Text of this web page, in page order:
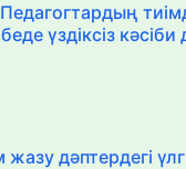
үздіксіз
дәптердегі